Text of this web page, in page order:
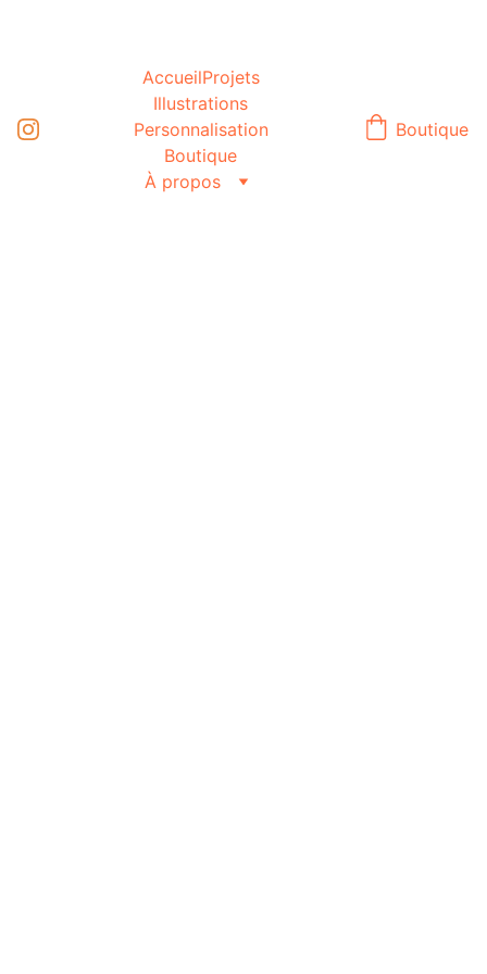
AccueilProjets
Illustrations
Personnalisation
Boutique
À propos
Boutique